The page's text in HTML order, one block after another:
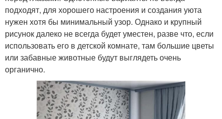
подходят, для хорошего настроения и создания уюта
нужен хотя бы минимальный узор. Однако и крупный
рисунок далеко не всегда будет уместен, разве что, если
использовать его в детской комнате, там большие цветы
или забавные животные будут выглядеть очень
органично.